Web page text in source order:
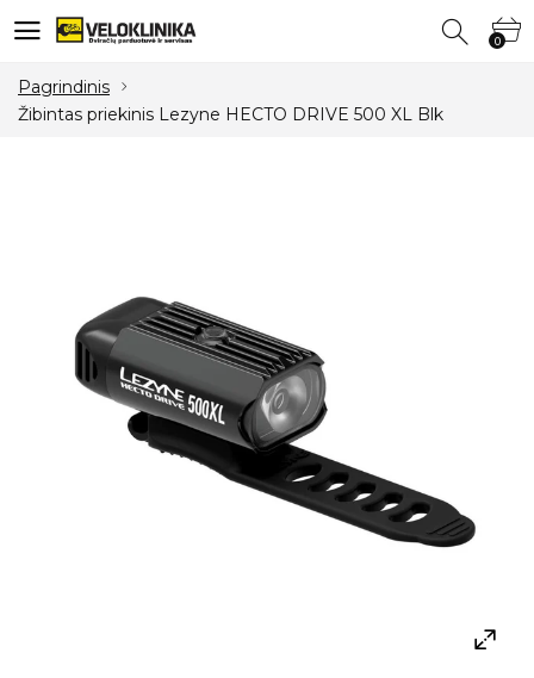
0 0
Pagrindinis
Žibintas priekinis Lezyne HECTO DRIVE 500 XL Blk